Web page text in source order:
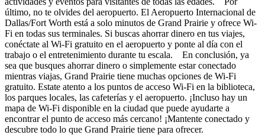
último, no te olvides del aeropuerto. El Aeropuerto Internacional de
Dallas/Fort Worth está a solo minutos de Grand Prairie y ofrece Wi-
Fi en todas sus terminales. Si buscas ahorrar dinero en tus viajes,
conéctate al Wi-Fi gratuito en el aeropuerto y ponte al día con el
trabajo o el entretenimiento durante tu escala. En conclusión, ya
sea que busques ahorrar dinero o simplemente estar conectado
mientras viajas, Grand Prairie tiene muchas opciones de Wi-Fi
gratuito. Estate atento a los puntos de acceso Wi-Fi en la biblioteca,
los parques locales, las cafeterías y el aeropuerto. ¡Incluso hay un
mapa de Wi-Fi disponible en la ciudad que puede ayudarte a
encontrar el punto de acceso más cercano! ¡Mantente conectado y
descubre todo lo que Grand Prairie tiene para ofrecer.